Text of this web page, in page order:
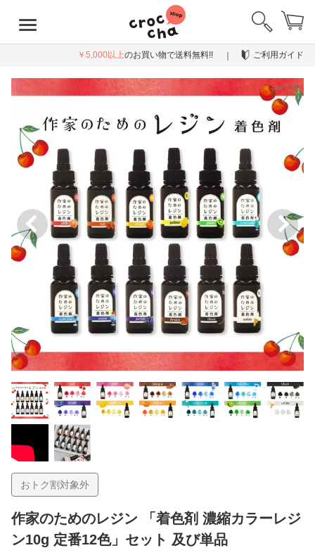
￥5,000以上のお買い物で送料無料!! ご利用ガイド
おトク割対象外
作家のためのレジン 「着色剤 濃縮カラーレジ
ン10g 定番12色」セット 及び単品